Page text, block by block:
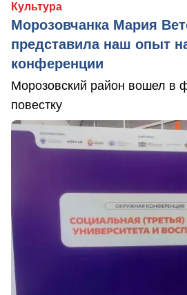
Культура
Морозовчанка Мария
представила наш опыт
конференции
Морозовский район вошел в
повестку